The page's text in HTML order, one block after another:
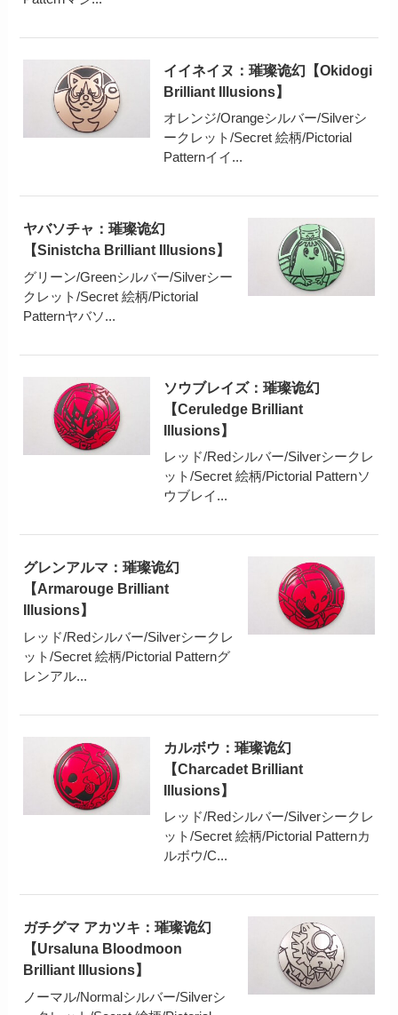
イイネイヌ：璀璨诡幻【Okidogi
Brilliant Illusions】
オレンジ/Orangeシルバー/Silverシ
ークレット/Secret 絵柄/Pictorial
Patternイイ...
ヤバソチャ：璀璨诡幻
【Sinistcha Brilliant Illusions】
グリーン/Greenシルバー/Silverシー
クレット/Secret 絵柄/Pictorial
Patternヤバソ...
ソウブレイズ：璀璨诡幻
【Ceruledge Brilliant
Illusions】
レッド/Redシルバー/Silverシークレ
ット/Secret 絵柄/Pictorial Patternソ
ウブレイ...
グレンアルマ：璀璨诡幻
【Armarouge Brilliant
Illusions】
レッド/Redシルバー/Silverシークレ
ット/Secret 絵柄/Pictorial Patternグ
レンアル...
カルボウ：璀璨诡幻
【Charcadet Brilliant
Illusions】
レッド/Redシルバー/Silverシークレ
ット/Secret 絵柄/Pictorial Patternカ
ルボウ/C...
ガチグマ アカツキ：璀璨诡幻
【Ursaluna Bloodmoon
Brilliant Illusions】
ノーマル/Normalシルバー/Silverシ